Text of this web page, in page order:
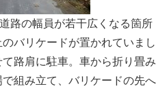
路の幅員が若干広くなる箇所
バリケードが置かれていまし
路肩に駐車。車から折り畳み
組み立て、バリケードの先へ